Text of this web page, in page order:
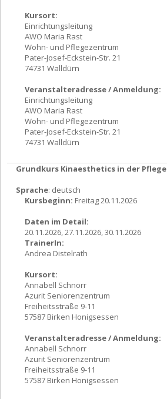
Kursort:
Einrichtungsleitung
AWO Maria Rast
Wohn- und Pflegezentrum
Pater-Josef-Eckstein-Str. 21
74731 Walldürn
Veranstalteradresse / Anmeldung:
Einrichtungsleitung
AWO Maria Rast
Wohn- und Pflegezentrum
Pater-Josef-Eckstein-Str. 21
74731 Walldürn
Grundkurs Kinaesthetics in der Pflege
Sprache: deutsch
Kursbeginn: Freitag 20.11.2026
Daten im Detail:
20.11.2026, 27.11.2026, 30.11.2026
TrainerIn:
Andrea Distelrath
Kursort:
Annabell Schnorr
Azurit Seniorenzentrum
Freiheitsstraße 9-11
57587 Birken Honigsessen
Veranstalteradresse / Anmeldung:
Annabell Schnorr
Azurit Seniorenzentrum
Freiheitsstraße 9-11
57587 Birken Honigsessen